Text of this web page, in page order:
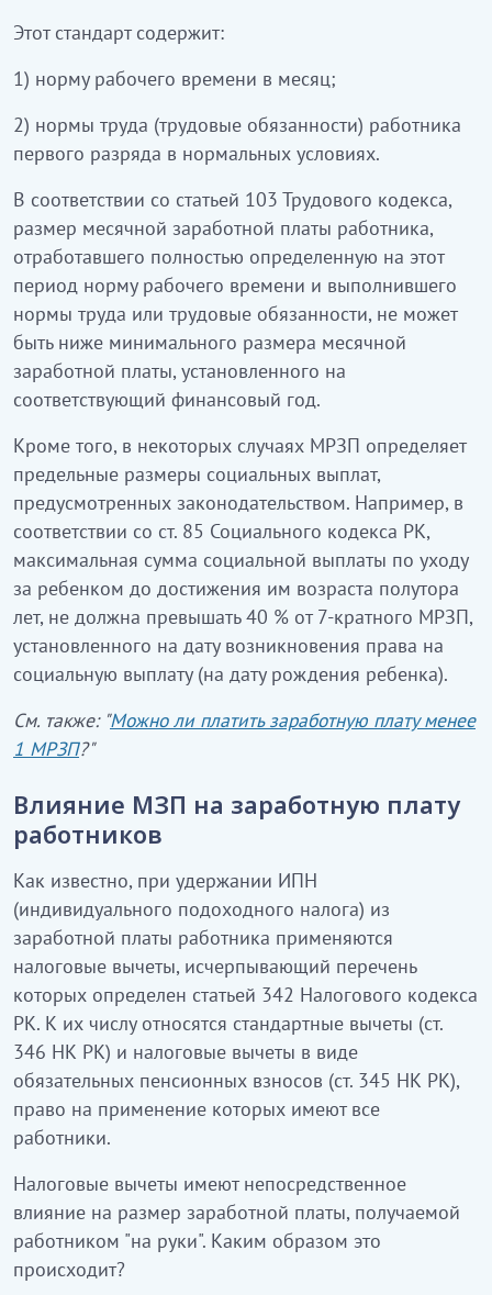
Этот стандарт содержит:
1) норму рабочего времени в месяц;
2) нормы труда (трудовые обязанности) работника
первого разряда в нормальных условиях.
В соответствии со статьей 103 Трудового кодекса,
размер месячной заработной платы работника,
отработавшего полностью определенную на этот
период норму рабочего времени и выполнившего
нормы труда или трудовые обязанности, не может
быть ниже минимального размера месячной
заработной платы, установленного на
соответствующий финансовый год.
Кроме того, в некоторых случаях МРЗП определяет
предельные размеры социальных выплат,
предусмотренных законодательством. Например, в
соответствии со ст. 85 Социального кодекса РК,
максимальная сумма социальной выплаты по уходу
за ребенком до достижения им возраста полутора
лет, не должна превышать 40 % от 7-кратного МРЗП,
установленного на дату возникновения права на
социальную выплату (на дату рождения ребенка).
См. также: "Можно ли платить заработную плату менее
1 МРЗП?"
Влияние МЗП на заработную плату
работников
Как известно, при удержании ИПН
(индивидуального подоходного налога) из
заработной платы работника применяются
налоговые вычеты, исчерпывающий перечень
которых определен статьей 342 Налогового кодекса
РК. К их числу относятся стандартные вычеты (ст.
346 НК РК) и налоговые вычеты в виде
обязательных пенсионных взносов (ст. 345 НК РК),
право на применение которых имеют все
работники.
Налоговые вычеты имеют непосредственное
влияние на размер заработной платы, получаемой
работником "на руки". Каким образом это
происходит?